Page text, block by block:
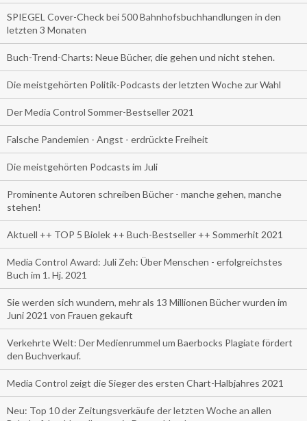
SPIEGEL Cover-Check bei 500 Bahnhofsbuchhandlungen in den
letzten 3 Monaten
Buch-Trend-Charts: Neue Bücher, die gehen und nicht stehen.
Die meistgehörten Politik-Podcasts der letzten Woche zur Wahl
Der Media Control Sommer-Bestseller 2021
Falsche Pandemien - Angst - erdrückte Freiheit
Die meistgehörten Podcasts im Juli
Prominente Autoren schreiben Bücher - manche gehen, manche
stehen!
Aktuell ++ TOP 5 Biolek ++ Buch-Bestseller ++ Sommerhit 2021
Media Control Award: Juli Zeh: Über Menschen - erfolgreichstes
Buch im 1. Hj. 2021
Sie werden sich wundern, mehr als 13 Millionen Bücher wurden im
Juni 2021 von Frauen gekauft
Verkehrte Welt: Der Medienrummel um Baerbocks Plagiate fördert
den Buchverkauf.
Media Control zeigt die Sieger des ersten Chart-Halbjahres 2021
Neu: Top 10 der Zeitungsverkäufe der letzten Woche an allen